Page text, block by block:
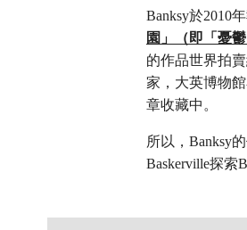
Banksy於2010
園」（即「憂鬱
的作品世界拍
家，大英博物
章收藏中。
所以，Banksy
Baskerville探索